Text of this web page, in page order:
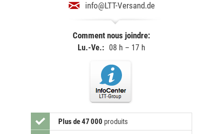
info@LTT-Versand.de
Comment nous joindre:
Lu.-Ve.: 08 h – 17 h
Plus de 47 000 produits